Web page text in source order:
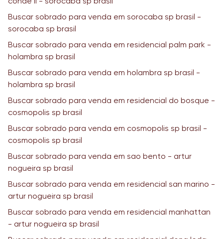
Buscar sobrado para venda em sorocaba sp brasil -
sorocaba sp brasil
Buscar sobrado para venda em residencial palm park -
holambra sp brasil
Buscar sobrado para venda em holambra sp brasil -
holambra sp brasil
Buscar sobrado para venda em residencial do bosque -
cosmopolis sp brasil
Buscar sobrado para venda em cosmopolis sp brasil -
cosmopolis sp brasil
Buscar sobrado para venda em sao bento - artur
nogueira sp brasil
Buscar sobrado para venda em residencial san marino -
artur nogueira sp brasil
Buscar sobrado para venda em residencial manhattan
- artur nogueira sp brasil